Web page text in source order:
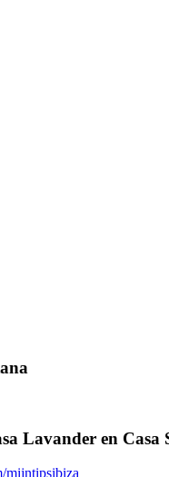
Lavander en Casa
mijntipsibiza